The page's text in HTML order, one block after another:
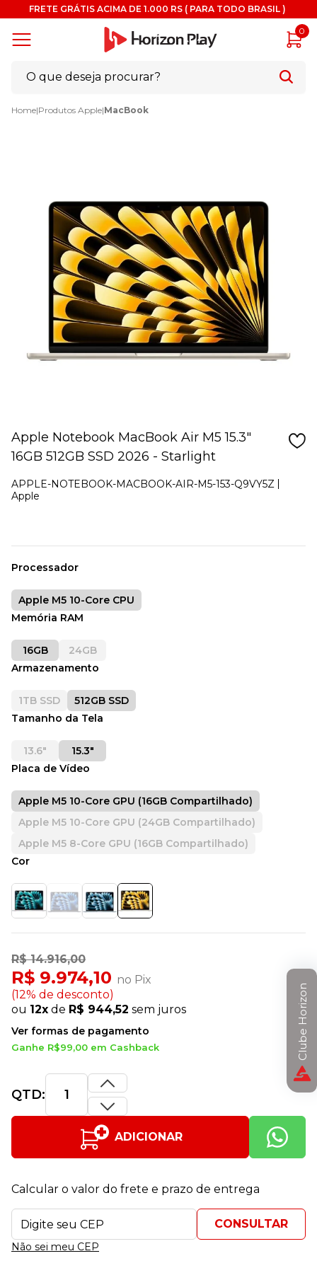
FRETE GRÁTIS ACIMA DE 1.000 RS ( PARA TODO BRASIL )
0
Home|Produtos Apple|MacBook
Apple Notebook MacBook Air M5 15.3"
16GB 512GB SSD 2026 - Starlight
APPLE-NOTEBOOK-MACBOOK-AIR-M5-153-Q9VY5Z
Apple
R$ 14.916,00
R$ 9.974,10 no Pix
(12% de desconto)
ou 12x de R$ 944,52 sem juros
Ver formas de pagamento
Ganhe R$99,00 em Cashback
Processador
Apple M5 10-Core CPU
Memória RAM
16GB
24GB
Armazenamento
1TB SSD
512GB SSD
Tamanho da Tela
13.6"
15.3"
Placa de Vídeo
Apple M5 10-Core GPU (16GB Compartilhado)
Apple M5 10-Core GPU (24GB Compartilhado)
Apple M5 8-Core GPU (16GB Compartilhado)
Cor
QTD:
ADICIONAR
Calcular o valor do frete e prazo de entrega
Não sei meu CEP
Clube Horizon